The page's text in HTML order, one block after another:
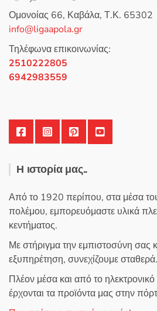
επιλεγούν
στη
σελίδα
Ομονοίας 66, Καβάλα, Τ.Κ. 65302
info@ligaapola.gr
Τηλέφωνα επικοινωνίας:
2510222805
6942983559
Η ιστορία μας..
Από το 1920 περίπου, στα μέσα
πολέμου, εμπορευόμαστε υλικά
κεντήματος.
Με στήριγμα την εμπιστοσύνη σας
εξυπηρέτηση, συνεχίζουμε σταθερά.
Πλέον μέσα και από το
έρχονται τα προϊόντα μας στην